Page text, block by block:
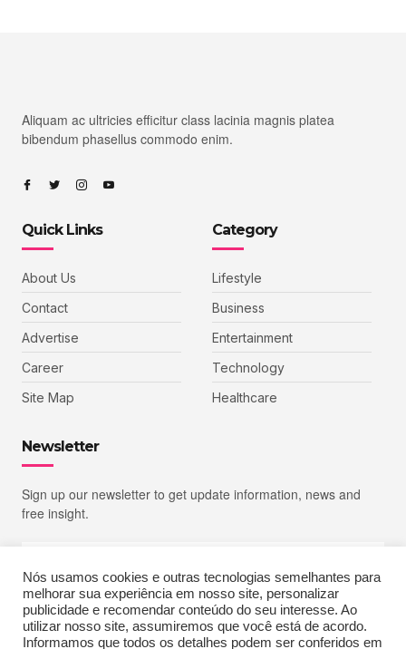
Aliquam ac ultricies efficitur class lacinia magnis platea
bibendum phasellus commodo enim.
Quick Links
About Us
Contact
Advertise
Career
Site Map
Category
Lifestyle
Business
Entertainment
Technology
Healthcare
Newsletter
Sign up our newsletter to get update information, news and
free insight.
SIGN UP
Nós usamos cookies e outras tecnologias semelhantes para
melhorar sua experiência em nosso site, personalizar
publicidade e recomendar conteúdo do seu interesse. Ao
utilizar nosso site, assumiremos que você está de acordo.
Informamos que todos os detalhes podem ser conferidos em